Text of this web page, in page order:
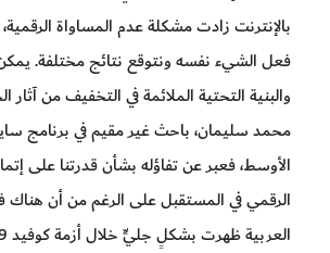
بالإنترنت زادت مشكلة عدم المساواة
فعل الشيء نفسه ونتوقع نتائج مختلفة.
والبنية التحتية الملائمة في التخفيف من آثار
محمد سليمان، باحث غير مقيم في برنامج
الأوسط، فعبر عن تفاؤله بشأن قدرتنا على
الرقمي في المستقبل على الرغم من أن هناك